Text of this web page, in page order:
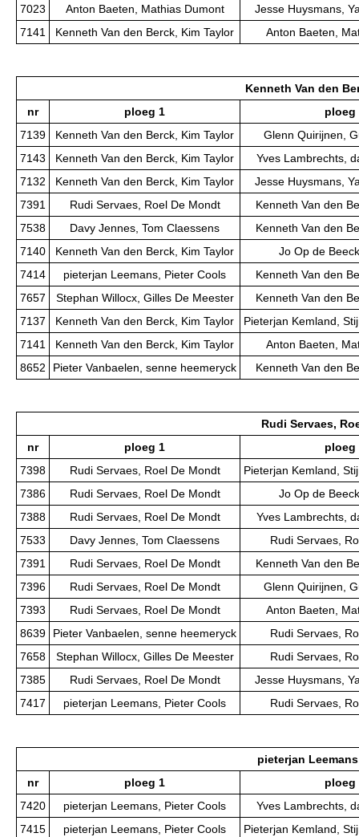
7023 Anton Baeten, Mathias Dumont
Jesse Huysmans,
7141
Kenneth Van den Berck, Kim Taylor Anton Baeten,
Kenneth Van den
nr
ploeg 1
ploeg
7139
Kenneth Van den Berck, Kim Taylor
Glenn Quirijnen,
7143
Kenneth Van den Berck, Kim Taylor
Yves Lambrechts,
7132
Kenneth Van den Berck, Kim Taylor
Jesse Huysmans,
7391
Rudi Servaes, Roel De Mondt
Kenneth Van den
7538
Davy Jennes, Tom Claessens
Kenneth Van den
7140
Kenneth Van den Berck, Kim Taylor
Jo Op de
7414
pieterjan Leemans, Pieter Cools
Kenneth Van den
7657
Stephan Willocx, Gilles De Meester
Kenneth Van den
7137
Kenneth Van den Berck, Kim Taylor
Pieterjan Kemland,
7141
Kenneth Van den Berck, Kim Taylor
Anton Baeten,
8652
Pieter Vanbaelen, senne heemeryck Kenneth Van den
Rudi Servaes,
nr
ploeg 1
ploeg
7398
Rudi Servaes, Roel De Mondt
Pieterjan Kemland,
7386
Rudi Servaes, Roel De Mondt
Jo Op de
7388
Rudi Servaes, Roel De Mondt
Yves Lambrechts,
7533
Davy Jennes, Tom Claessens
Rudi Servaes,
7391
Rudi Servaes, Roel De Mondt
Kenneth Van den
7396
Rudi Servaes, Roel De Mondt
Glenn Quirijnen,
7393
Rudi Servaes, Roel De Mondt
Anton Baeten,
8639
Pieter Vanbaelen, senne heemeryck
Rudi Servaes,
7658
Stephan Willocx, Gilles De Meester
Rudi Servaes,
7385
Rudi Servaes, Roel De Mondt
Jesse Huysmans,
7417
pieterjan Leemans, Pieter Cools Rudi Servaes,
pieterjan
nr
ploeg 1
ploeg
7420
pieterjan Leemans, Pieter Cools
Yves Lambrechts,
7415
pieterjan Leemans, Pieter Cools
Pieterjan Kemland,